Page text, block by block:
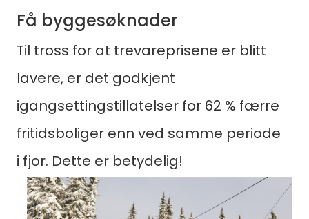
Få byggesøknader
Til tross for at trevareprisene er blitt
lavere, er det godkjent
igangsettingstillatelser for 62 % færre
fritidsboliger enn ved samme periode
i fjor. Dette er betydelig!